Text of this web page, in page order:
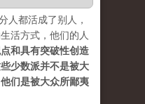
人都活成了别人，
活方式，他们的人
和具有突破性创造
少数派并不是被大
们是被大众所鄙夷